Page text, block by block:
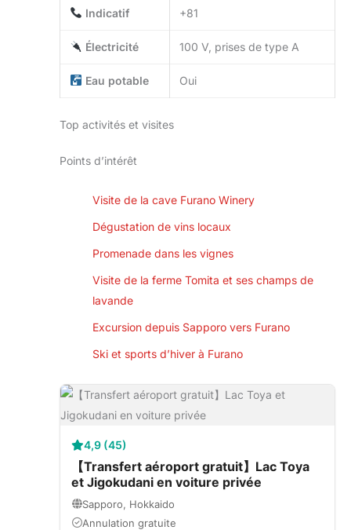
Indicatif +81
Électricité 100 V, prises de type A
Eau potable Oui
Top activités et visites
Points d’intérêt
Visite de la cave Furano Winery
Dégustation de vins locaux
Promenade dans les vignes
Visite de la ferme Tomita et ses champs de
lavande
Excursion depuis Sapporo vers Furano
Ski et sports d’hiver à Furano
4,9 (45)
【Transfert aéroport gratuit】Lac Toya
et Jigokudani en voiture privée
Sapporo, Hokkaido
Annulation gratuite